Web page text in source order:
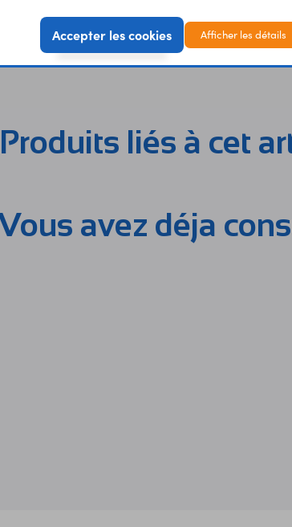
Produits liés à cet
avez déja
Accepter les cookies Afficher les détails